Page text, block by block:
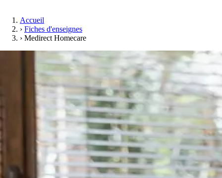
Accueil
› Fiches d'enseignes
› Medirect Homecare